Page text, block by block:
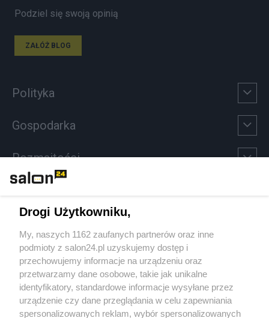
Podziel się swoją opinią
ZAŁÓŻ BLOG
Polityka
Gospodarka
Rozmaitości
Sport
Społeczeństwo
Kultura
Drogi Użytkowniku,
My, naszych 1162 zaufanych partnerów oraz inne
podmioty z salon24.pl uzyskujemy dostęp i
przechowujemy informacje na urządzeniu oraz
przetwarzamy dane osobowe, takie jak unikalne
identyfikatory, standardowe informacje wysyłane przez
urządzenie czy dane przeglądania w celu zapewniania
spersonalizowanych reklam, wybór spersonalizowanych